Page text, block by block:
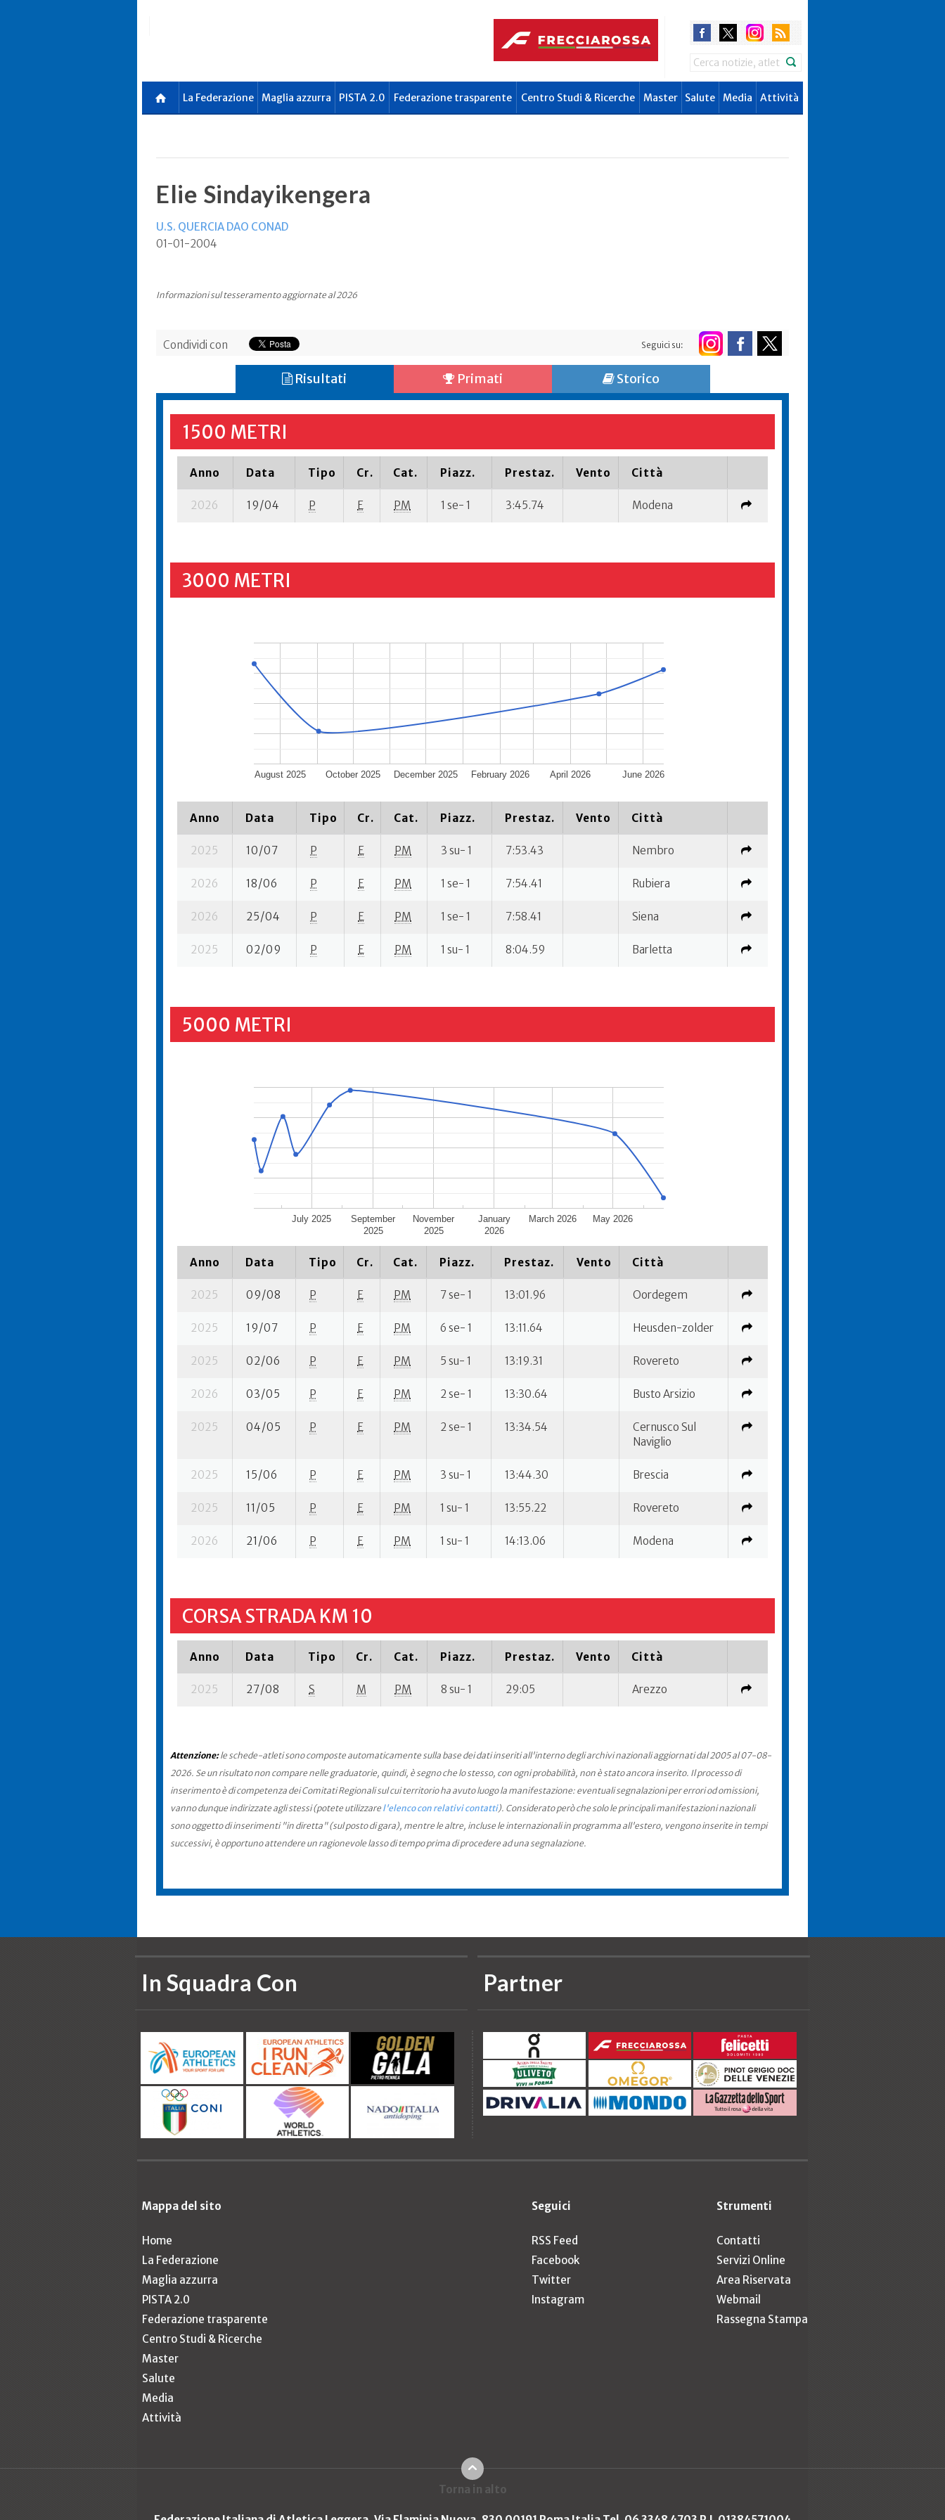
Search
La Federazione Maglia azzurra PISTA 2.0 Federazione trasparente Centro Studi & Ricerche Master Salute Media Attività
Elie Sindayikengera
U.S. QUERCIA DAO CONAD
01-01-2004
Informazioni sul tesseramento aggiornate al 2026
Condividi con Seguici su:
Risultati Primati Storico
1500 METRI
Anno Data Tipo Cr. Cat. Piazz. Prestaz. Vento Città
2026 19/04 P E PM 1 se- 1 3:45.74 Modena
3000 METRI
August 2025 October 2025 December 2025 February 2026 April 2026 June 2026
Anno Data Tipo Cr. Cat. Piazz. Prestaz. Vento Città
2025 10/07 P E PM 3 su- 1 7:53.43 Nembro
2026 18/06 P E PM 1 se- 1 7:54.41 Rubiera
2026 25/04 P E PM 1 se- 1 7:58.41 Siena
2025 02/09 P E PM 1 su- 1 8:04.59 Barletta
5000 METRI
July 2025
September
2025
November
2025
January
2026
March 2026 May 2026
Anno Data Tipo Cr. Cat. Piazz. Prestaz. Vento Città
2025 09/08 P E PM 7 se- 1 13:01.96 Oordegem
2025 19/07 P E PM 6 se- 1 13:11.64 Heusden-zolder
2025 02/06 P E PM 5 su- 1 13:19.31 Rovereto
2026 03/05 P E PM 2 se- 1 13:30.64 Busto Arsizio
2025 04/05 P E PM 2 se- 1 13:34.54
Cernusco Sul
Naviglio
2025 15/06 P E PM 3 su- 1 13:44.30 Brescia
2025 11/05 P E PM 1 su- 1 13:55.22 Rovereto
2026 21/06 P E PM 1 su- 1 14:13.06 Modena
CORSA STRADA KM 10
Anno Data Tipo Cr. Cat. Piazz. Prestaz. Vento Città
2025 27/08 S M PM 8 su- 1 29:05 Arezzo
Attenzione:le schede-atleti sono composte automaticamente sulla base dei dati inseriti all'interno degli archivi nazionali aggiornati dal 2005 al 07-08-
2026. Se un risultato non compare nelle graduatorie, quindi, è segno che lo stesso, con ogni probabilità, non è stato ancora inserito. Il processo di
inserimento è di competenza dei Comitati Regionali sul cui territorio ha avuto luogo la manifestazione: eventuali segnalazioni per errori od omissioni,
vanno dunque indirizzate agli stessi (potete utilizzare l'elenco con relativi contatti). Considerato però che solo le principali manifestazioni nazionali
sono oggetto di inserimenti "in diretta" (sul posto di gara), mentre le altre, incluse le internazionali in programma all'estero, vengono inserite in tempi
successivi, è opportuno attendere un ragionevole lasso di tempo prima di procedere ad una segnalazione.
In Squadra Con Partner
Mappa del sito
Home
La Federazione
Maglia azzurra
PISTA 2.0
Federazione trasparente
Centro Studi & Ricerche
Master
Salute
Media
Attività
Seguici
RSS Feed
Facebook
Twitter
Instagram
Strumenti
Contatti
Servizi Online
Area Riservata
Webmail
Rassegna Stampa
Torna in alto